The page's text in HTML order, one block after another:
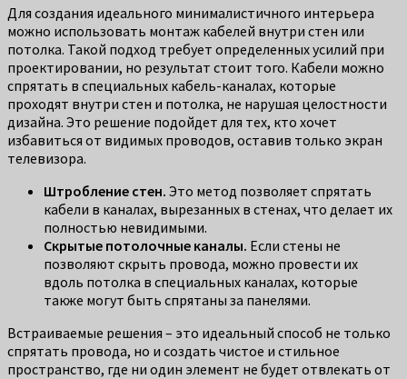
Для создания идеального минималистичного интерьера
можно использовать монтаж кабелей внутри стен или
потолка. Такой подход требует определенных усилий при
проектировании, но результат стоит того. Кабели можно
спрятать в специальных кабель-каналах, которые
проходят внутри стен и потолка, не нарушая целостности
дизайна. Это решение подойдет для тех, кто хочет
избавиться от видимых проводов, оставив только экран
телевизора.
Штробление стен. Это метод позволяет спрятать
кабели в каналах, вырезанных в стенах, что делает их
полностью невидимыми.
Скрытые потолочные каналы. Если стены не
позволяют скрыть провода, можно провести их
вдоль потолка в специальных каналах, которые
также могут быть спрятаны за панелями.
Встраиваемые решения – это идеальный способ не только
спрятать провода, но и создать чистое и стильное
пространство, где ни один элемент не будет отвлекать от